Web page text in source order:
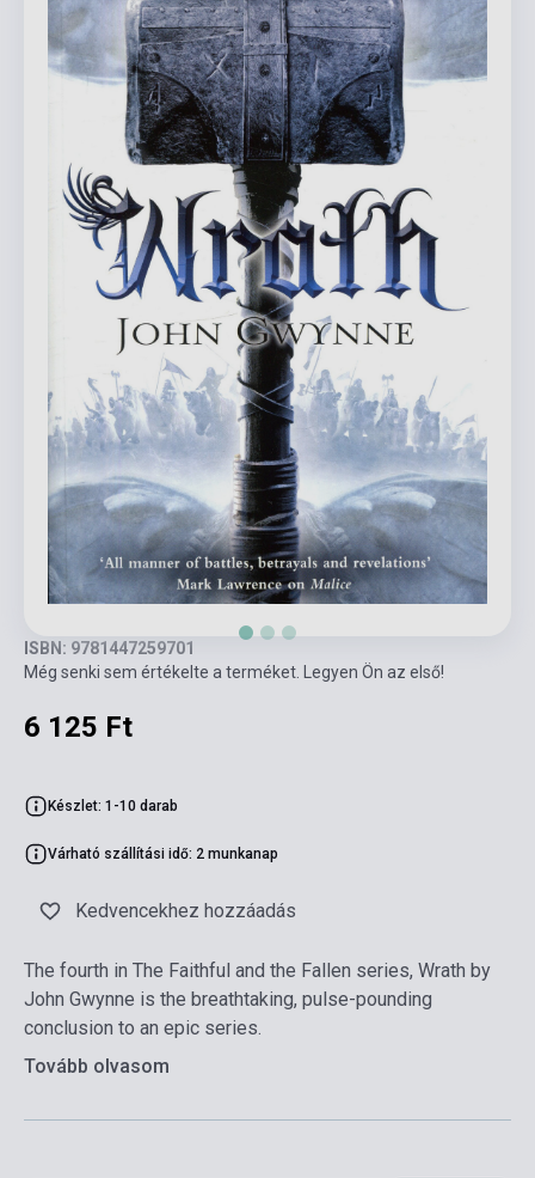
ISBN: 9781447259701
Még senki sem értékelte a terméket. Legyen Ön az első!
6 125 Ft
Készlet: 1-10 darab
Várható szállítási idő: 2 munkanap
Kedvencekhez hozzáadás
The fourth in The Faithful and the Fallen series, Wrath by
John Gwynne is the breathtaking, pulse-pounding
conclusion to an epic series.
Tovább olvasom